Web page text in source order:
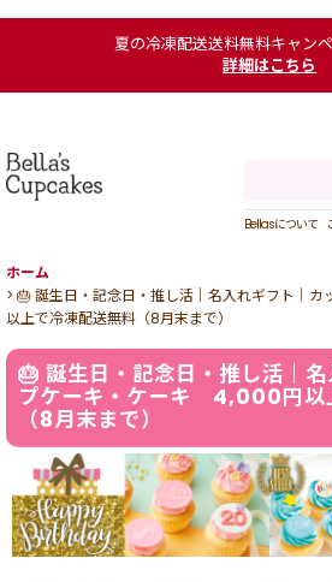
夏の冷凍配送送料無料キャン
詳細はこちら
Bellasについて
ホーム
> 🎂 誕生日・記念日・推し活｜名入れギフト｜
以上で冷凍配送無料（8月末まで）
🎂 誕生日・記念日・推し活｜
プケーキ・ケーキ 4,000円以
（8月末まで）